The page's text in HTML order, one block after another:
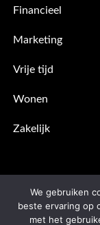
Financieel
Marketing
Vrije tijd
Wonen
Zakelijk
We gebruiken
beste ervaring op
met het